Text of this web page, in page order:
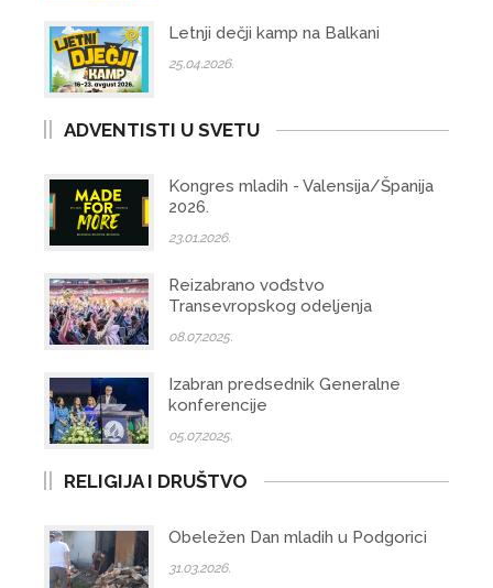
Letnji dečji kamp na Balkani
25.04.2026.
ADVENTISTI U SVETU
Kongres mladih - Valensija/Španija
2026.
23.01.2026.
Reizabrano vođstvo
Transevropskog odeljenja
08.07.2025.
Izabran predsednik Generalne
konferencije
05.07.2025.
RELIGIJA I DRUŠTVO
Obeležen Dan mladih u Podgorici
31.03.2026.